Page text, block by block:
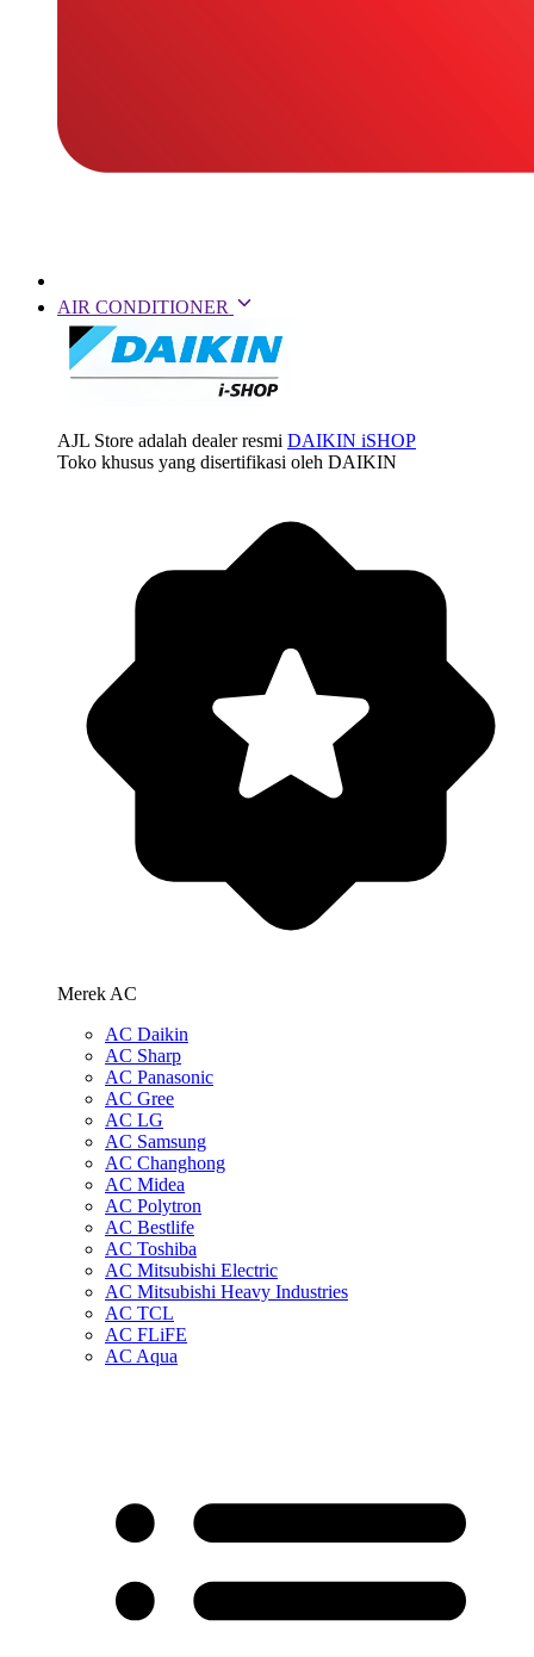
AIR CONDITIONER
AJL Store adalah dealer resmi DAIKIN iSHOP
Toko khusus yang disertifikasi oleh DAIKIN
Merek AC
AC Daikin
AC Sharp
AC Panasonic
AC Gree
AC LG
AC Samsung
AC Changhong
AC Midea
AC Polytron
AC Bestlife
AC Toshiba
AC Mitsubishi Electric
AC Mitsubishi Heavy Industries
AC TCL
AC FLiFE
AC Aqua